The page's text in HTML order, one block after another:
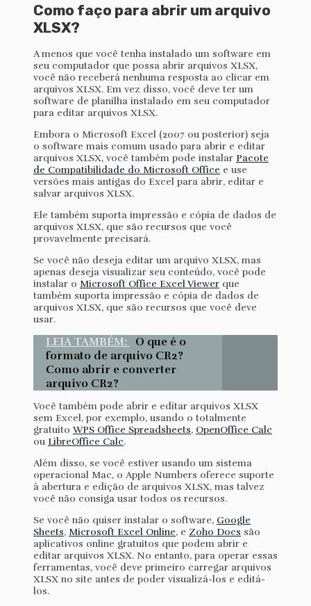
Como faço para abrir um arquivo
XLSX?
A menos que você tenha instalado um software em
seu computador que possa abrir arquivos XLSX,
você não receberá nenhuma resposta ao clicar em
arquivos XLSX. Em vez disso, você deve ter um
software de planilha instalado em seu computador
para editar arquivos XLSX.
Embora o Microsoft Excel (2007 ou posterior) seja
o software mais comum usado para abrir e editar
arquivos XLSX, você também pode instalar Pacote
de Compatibilidade do Microsoft Office e use
versões mais antigas do Excel para abrir, editar e
salvar arquivos XLSX.
Ele também suporta impressão e cópia de dados de
arquivos XLSX, que são recursos que você
provavelmente precisará.
Se você não deseja editar um arquivo XLSX, mas
apenas deseja visualizar seu conteúdo, você pode
instalar o Microsoft Office Excel Viewer que
também suporta impressão e cópia de dados de
arquivos XLSX, que são recursos que você deve
usar.
LEIA TAMBÉM:
O que é o
formato de arquivo CR2?
Como abrir e converter
arquivo CR2?
Você também pode abrir e editar arquivos XLSX
sem Excel, por exemplo, usando o totalmente
gratuito WPS Office Spreadsheets, OpenOffice Calc
ou LibreOffice Calc.
Além disso, se você estiver usando um sistema
operacional Mac, o Apple Numbers oferece suporte
à abertura e edição de arquivos XLSX, mas talvez
você não consiga usar todos os recursos.
Se você não quiser instalar o software, Google
Sheets, Microsoft Excel Online, e Zoho Docs são
aplicativos online gratuitos que podem abrir e
editar arquivos XLSX. No entanto, para operar essas
ferramentas, você deve primeiro carregar arquivos
XLSX no site antes de poder visualizá-los e editá-
los.